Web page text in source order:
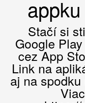
Stačí si
Google
cez App
Link na
aj na